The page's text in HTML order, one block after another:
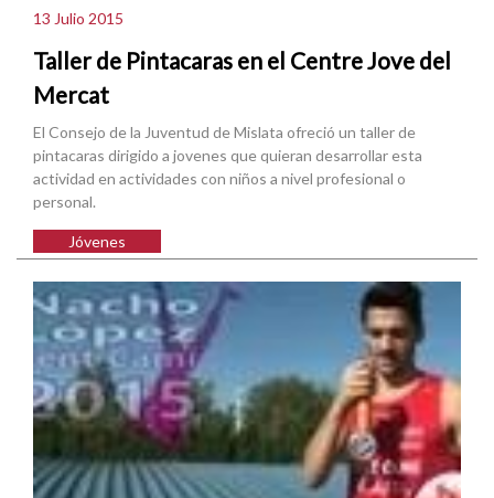
13 Julio 2015
Taller de Pintacaras en el Centre Jove del
Mercat
El Consejo de la Juventud de Mislata ofreció un taller de
pintacaras dirigido a jovenes que quieran desarrollar esta
actividad en actividades con niños a nivel profesional o
personal.
Jóvenes